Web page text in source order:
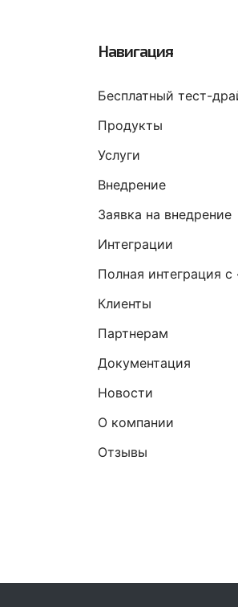
Навигация
Бесплатный тест-
Продукты
Услуги
Внедрение
Заявка на внедрение
Интеграции
Полная интеграция с
Клиенты
Партнерам
Документация
Новости
О компании
Отзывы